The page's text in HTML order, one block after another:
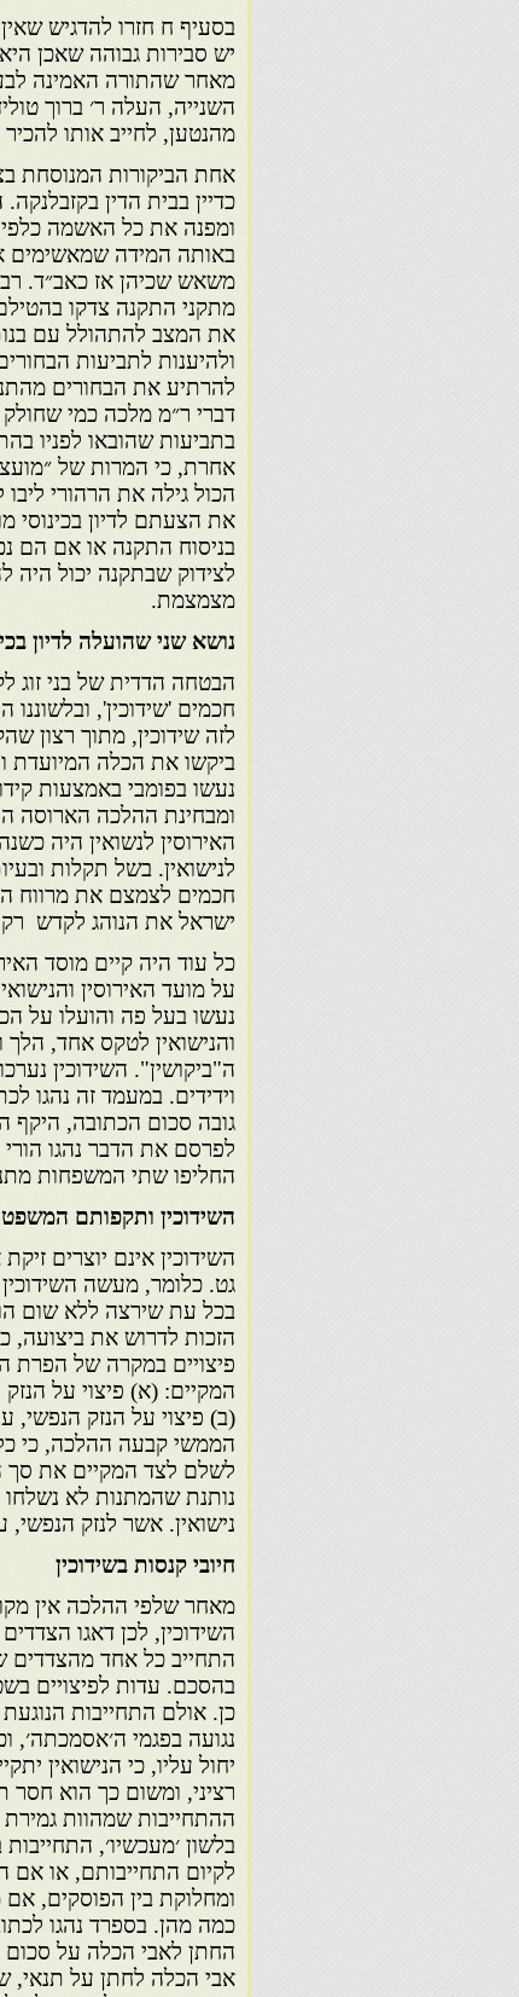
בסעיף ח חזרו להדגיש
יש סבירות גבוהה שאכן
מאחר שהתורה האמינה
השנייה, העלה ר׳ ברוך
מהנטען, לחייב אותו
אחת הביקורות המנוסחת
כדיין בבית הדין
ומפנה את כל האשמה
באותה המידה שמאשימים
משאש שכיהן אז כאב״ד.
מתקני התקנה צדקו
את המצב להתהולל עם
ולהיענות לתביעות
להרתיע את הבחורים
דברי ר״מ מלכה כמי
בתביעות שהובאו לפניו
אחרת, כי המרות של
הכול גילה את הרהורי
את הצעתם לדיון בכינוסי
בניסוח התקנה או אם הם
לצידוק שבתקנה יכול
מצמצמת.
נושא שני שהועלה לדיון
הבטחה הדדית של בני זוג
חכמים 'שידוכין',
לזה שידוכין, מתוך רצון
ביקשו את הכלה המיועדת
נעשו בפומבי באמצעות
ומבחינת ההלכה הארוסה
האירוסין לנשואין היה
לנישואין. בשל תקלות
חכמים לצמצם את מרווח
ישראל את הנוהג לקדש
כל עוד היה קיים מוסד
על מועד האירוסין
נעשו בעל פה והועלו על
והנישואין לטקס אחד, הלך
ה"ביקושין". השידוכין
וידידים. במעמד זה נהגו
גובה סכום הכתובה, היקף
לפרסם את הדבר נהגו
החליפו שתי המשפחות
השידוכין ותקפותם
השידוכין אינם יוצרים
גט. כלומר, מעשה
בכל עת שירצה ללא שום
הזכות לדרוש את ביצועה,
פיצויים במקרה של
המקיים: (א) פיצוי על
(ב) פיצוי על הנזק הנפשי,
הממשי קבעה ההלכה, כי
לשלם לצד המקיים את סך
נותנת שהמתנות לא נשלחו
נישואין. אשר לנזק
חיובי קנסות בשידוכין
מאחר שלפי ההלכה אין
השידוכין, לכן דאגו
התחייב כל אחד מהצדדים
בהסכם. עדות לפיצויים
כן. אולם התחייבות
נגועה בפגמי ה׳אסמכתה׳,
יחול עליו, כי הנישואין
רציני, ומשום כך הוא חסר
ההתחייבות שמהוות גמירת
בלשון ׳מעכשיו׳,
לקיום התחייבותם, או אם
ומחלוקת בין הפוסקים,
כמה מהן. בספרד נהגו
החתן לאבי הכלה על סכום
אבי הכלה לחתן על תנאי,